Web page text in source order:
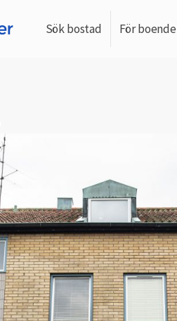
Sök bostad För boende